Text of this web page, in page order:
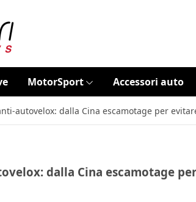
MotorSport Accessori auto
autovelox: dalla Cina escamotage per
dalla Cina escamotage